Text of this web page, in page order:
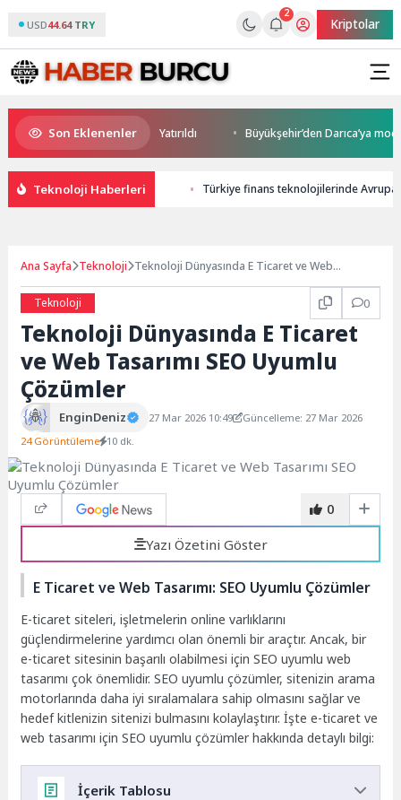
USD44.64 TRY
2
Kriptolar
Son Eklenenler
Potansiyeli Masaya Yatırıldı Büyükşehir’den Darıca’ya modern
Teknoloji Haberleri Türkiye finans teknolojilerinde
Ana Sayfa Teknoloji Teknoloji Dünyasında E Ticaret ve Web
Teknoloji
0
Teknoloji Dünyasında E Ticaret
ve Web Tasarımı SEO Uyumlu
Çözümler
EnginDeniz 27 Mar 2026 10:49
Güncelleme: 27 Mar 2026
24 Görüntüleme 10 dk.
0
Yazı Özetini Göster
E Ticaret ve Web Tasarımı: SEO Uyumlu Çözümler
E-ticaret siteleri, işletmelerin online varlıklarını
güçlendirmelerine yardımcı olan önemli bir araçtır. Ancak, bir
e-ticaret sitesinin başarılı olabilmesi için SEO uyumlu web
tasarımı çok önemlidir. SEO uyumlu çözümler, sitenizin arama
motorlarında daha iyi sıralamalara sahip olmasını sağlar ve
hedef kitlenizin sitenizi bulmasını kolaylaştırır. İşte e-ticaret ve
web tasarımı için SEO uyumlu çözümler hakkında detaylı bilgi:
İçerik Tablosu